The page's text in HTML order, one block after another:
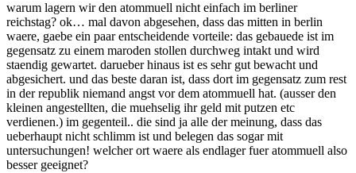
warum lagern wir den atommuell nicht einfach im berliner
reichstag? ok… mal davon abgesehen, dass das mitten in berlin
waere, gaebe ein paar entscheidende vorteile: das gebauede ist im
gegensatz zu einem maroden stollen durchweg intakt und wird
staendig gewartet. darueber hinaus ist es sehr gut bewacht und
abgesichert. und das beste daran ist, dass dort im gegensatz zum rest
in der republik niemand angst vor dem atommuell hat. (ausser den
kleinen angestellten, die muehselig ihr geld mit putzen etc
verdienen.) im gegenteil.. die sind ja alle der meinung, dass das
ueberhaupt nicht schlimm ist und belegen das sogar mit
untersuchungen! welcher ort waere als endlager fuer atommuell also
besser geeignet?